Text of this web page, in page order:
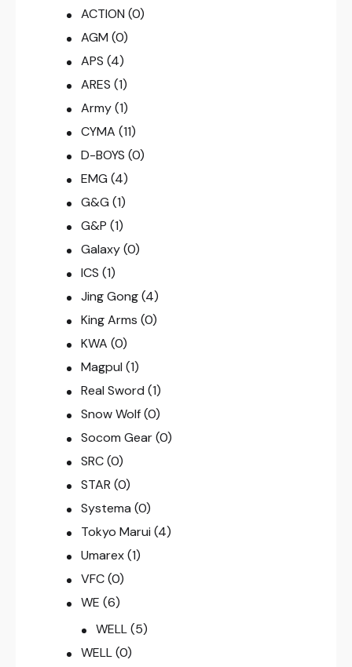
ACTION (0)
AGM (0)
APS (4)
ARES (1)
Army (1)
CYMA (11)
D-BOYS (0)
EMG (4)
G&G (1)
G&P (1)
Galaxy (0)
ICS (1)
Jing Gong (4)
King Arms (0)
KWA (0)
Magpul (1)
Real Sword (1)
Snow Wolf (0)
Socom Gear (0)
SRC (0)
STAR (0)
Systema (0)
Tokyo Marui (4)
Umarex (1)
VFC (0)
WE (6)
WELL (5)
WELL (0)